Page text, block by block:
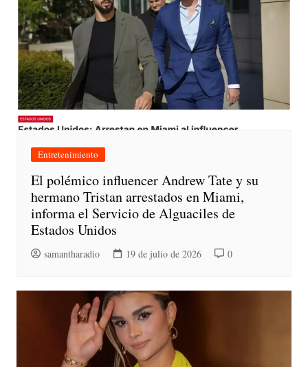
Entretenimiento
El polémico influencer Andrew Tate y su
hermano Tristan arrestados en Miami,
informa el Servicio de Alguaciles de
Estados Unidos
samantharadio 19 de julio de 2026 0